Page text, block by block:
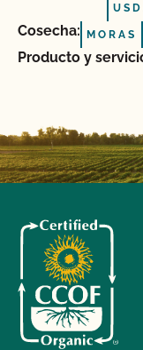
Cosecha: MORAS
Producto y